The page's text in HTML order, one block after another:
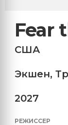
Fear
США
Экшен,
2027
РЕЖИССЕР